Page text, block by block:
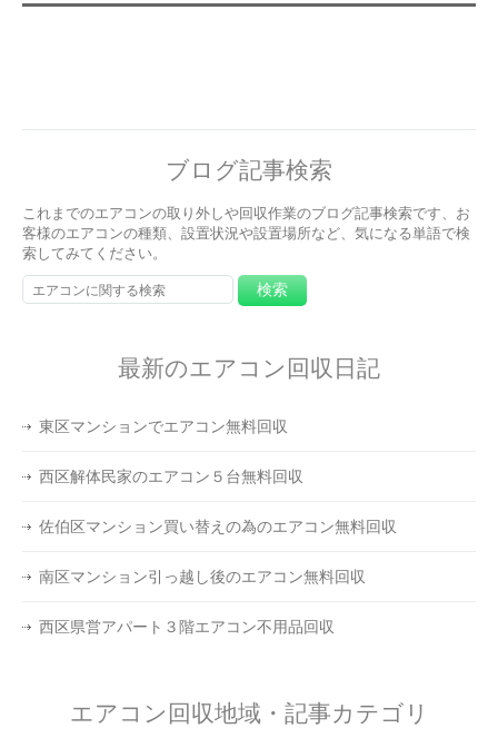
ブログ記事検索
これまでのエアコンの取り外しや回収作業のブログ記事検索です、お
客様のエアコンの種類、設置状況や設置場所など、気になる単語で検
索してみてください。
最新のエアコン回収日記
東区マンションでエアコン無料回収
西区解体民家のエアコン５台無料回収
佐伯区マンション買い替えの為のエアコン無料回収
南区マンション引っ越し後のエアコン無料回収
西区県営アパート３階エアコン不用品回収
エアコン回収地域・記事カテゴリ